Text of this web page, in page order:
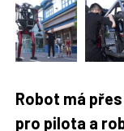
Robot má
pro pilota a